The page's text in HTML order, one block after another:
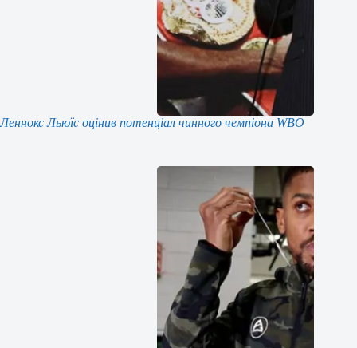
Леннокс Льюїс оцінив потенціал чинного чемпіона WBO